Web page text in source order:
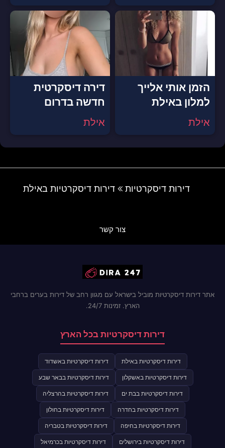
הזמן אותי אלייך
למלון באילת
אילת
דירה דיסקרטית
חדשה בדרום
אילת
דירות דיסקרטיות דירות דיסקרטיות באילת
צור קשר
אתר דירות דיסקרטיות מוביל בישראל עם מגוון רחב של דירות בערים ברחבי
הארץ. זמינות 24/7.
דירות דיסקרטיות בכל הארץ
דירות דיסקרטיות באילת דירות דיסקרטיות באשדוד
דירות דיסקרטיות באשקלון דירות דיסקרטיות בבאר שבע
דירות דיסקרטיות בבת ים דירות דיסקרטיות בהרצליה
דירות דיסקרטיות בחדרה דירות דיסקרטיות בחולון
דירות דיסקרטיות בחיפה דירות דיסקרטיות בטבריה
דירות דיסקרטיות בירושלים דירות דיסקרטיות בכרמיאל